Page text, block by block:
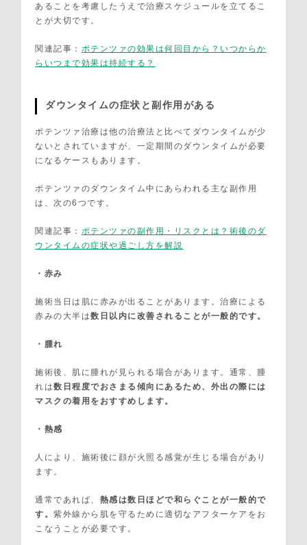
あることを考慮したうえで治療スケジュールを立てるこ
とが大切です。
関連記事： ポテンツァの効果は何回目から？いつからか
らいつまで効果は持続する？
ダウンタイムの症状と副作用がある
ポテンツァ治療は他の治療法と比べてダウンタイムが少
ないとされていますが、一定期間のダウンタイムが必要
になるケースもあります。
ポテンツァのダウンタイム中にあらわれる主な副作用
は、次の6つです。
関連記事： ポテンツァの副作用・リスクとは？術後のダ
ウンタイムの症状や過ごし方を解説
・赤み
施術当日は肌に赤みが出ることがあります。治療による
赤みの大半は数日以内に改善されることが一般的です。
・腫れ
施術後、肌に腫れが見られる場合があります。通常、腫
れは数日程度でおさまる傾向にあるため、外出の際には
マスクの着用をおすすめします。
・熱感
人により、施術後に顔が火照る感覚が生じる場合があり
ます。
通常であれば、 熱感は数日ほどで和らぐことが一般的で
す。紫外線から肌を守るために適切なアフターケアをお
こなうことが必要です。